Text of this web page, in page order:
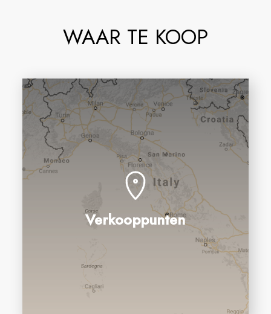
WAAR TE KOOP
Verkooppunten